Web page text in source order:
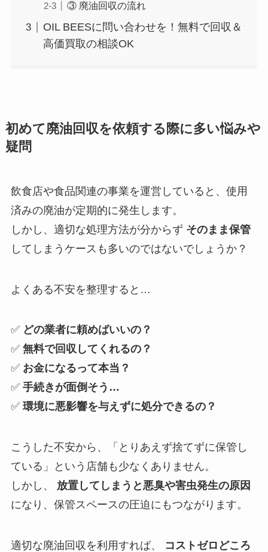
③ 廃油回収の流れ
OIL BEESに問い合わせを！無料で回収＆
高価買取の相談OK
初めて廃油回収を依頼する際に多い悩みや
疑問
飲食店や食品関連の事業を運営していると、使用
済みの廃油が定期的に発生します。
しかし、適切な処理方法が分からず そのまま保管
してしまうケースも多いのではないでしょうか？
よくある不安を整理すると…
✅ どの業者に頼めばいいの？
✅ 無料で回収してくれるの？
✅ お金になるって本当？
✅ 手続きが面倒そう…
✅ 環境に悪影響を与えずに処分できるの？
こうした不安から、「とりあえず捨てずに保管し
ている」という店舗も少なくありません。
しかし、 放置してしまうと悪臭や害虫発生の原因
になり、保管スペースの圧迫にもつながります。
適切な廃油回収を利用すれば、
コストゼロどころ